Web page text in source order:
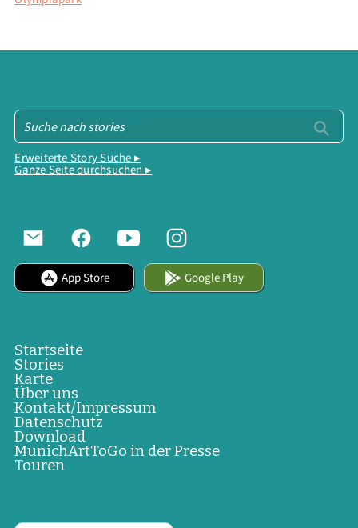
Erweiterte Story Suche ▸
Ganze Seite durchsuchen ▸
App Store Google Play
Startseite
Stories
Karte
Über uns
Kontakt/Impressum
Datenschutz
Download
MunichArtToGo in der Presse
Touren